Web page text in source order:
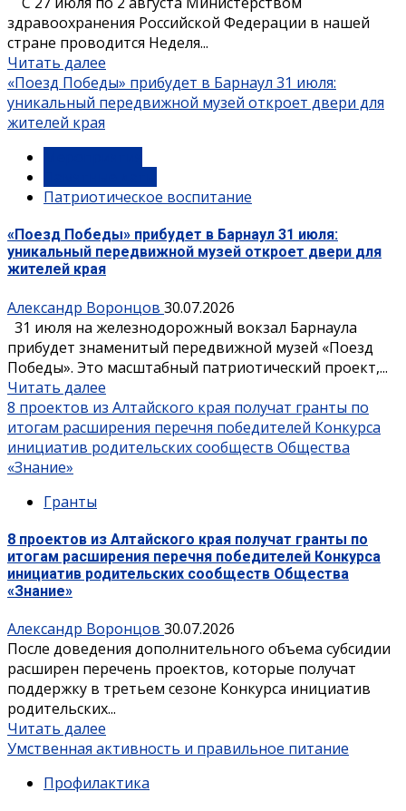
здравоохранения Российской Федерации в нашей
стране проводится Неделя...
Читать далее
«Поезд Победы» прибудет в Барнаул 31 июля:
уникальный передвижной музей откроет двери для
жителей края
Патриотическое воспитание
«Поезд Победы» прибудет в Барнаул 31 июля:
уникальный передвижной музей откроет двери для
жителей края
Александр Воронцов 30.07.2026
31 июля на железнодорожный вокзал Барнаула
прибудет знаменитый передвижной музей «Поезд
Победы». Это масштабный патриотический проект,...
Читать далее
8 проектов из Алтайского края получат гранты по
итогам расширения перечня победителей Конкурса
инициатив родительских сообществ Общества
«Знание»
Гранты
8 проектов из Алтайского края получат гранты по
итогам расширения перечня победителей Конкурса
инициатив родительских сообществ Общества
«Знание»
Александр Воронцов 30.07.2026
После доведения дополнительного объема субсидии
расширен перечень проектов, которые получат
поддержку в третьем сезоне Конкурса инициатив
родительских...
Читать далее
Умственная активность и правильное питание
Профилактика